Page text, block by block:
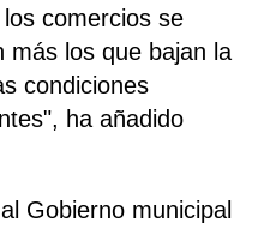
comercios se
más los que bajan la
condiciones
ha añadido
Gobierno municipal